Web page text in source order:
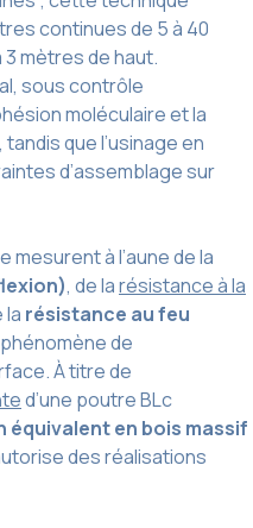
continues de 5 à 40
3 mètres de haut.
sous contrôle
moléculaire et la
que l’usinage en
d’assemblage sur
mesurent à l’aune de la
, de larésistance à la
la résistance au feu
de
À titre de
d’une poutre BLc
équivalent en bois massif
des réalisations